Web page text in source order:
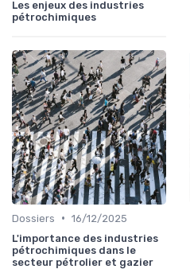
Les enjeux des industries
pétrochimiques
Dossiers • 16/12/2025
L'importance des industries
pétrochimiques dans le
secteur pétrolier et gazier